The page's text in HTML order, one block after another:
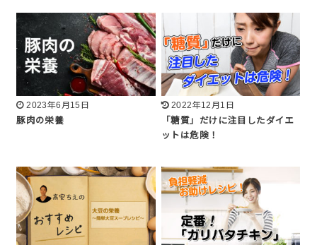
2023年6月15日
豚肉の栄養
2022年12月1日
「糖質」だけに注目したダイエ
ットは危険！